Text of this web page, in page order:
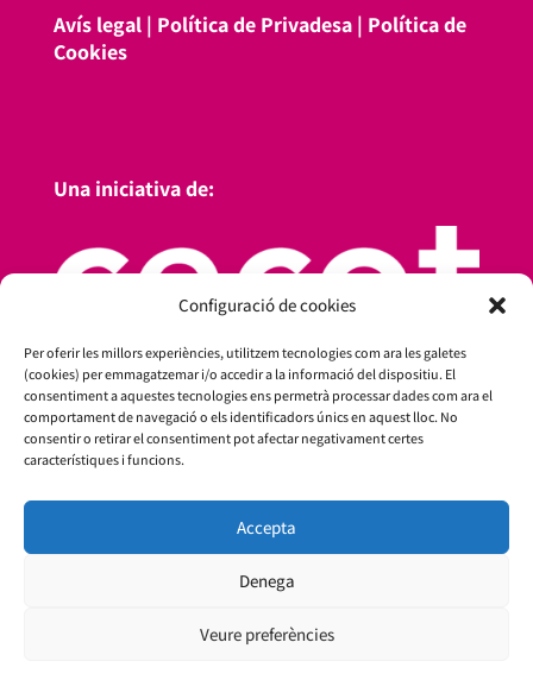
Configuració de cookies
Per oferir les millors experiències, utilitzem tecnologies com ara les galetes
(cookies) per emmagatzemar i/o accedir a la informació del dispositiu. El
consentiment a aquestes tecnologies ens permetrà processar dades com ara el
comportament de navegació o els identificadors únics en aquest lloc. No
consentir o retirar el consentiment pot afectar negativament certes
característiques i funcions.
Accepta
Denega
Veure preferències
Avís legal| Política de Privadesa| Política de
Cookies
Una iniciativa de: